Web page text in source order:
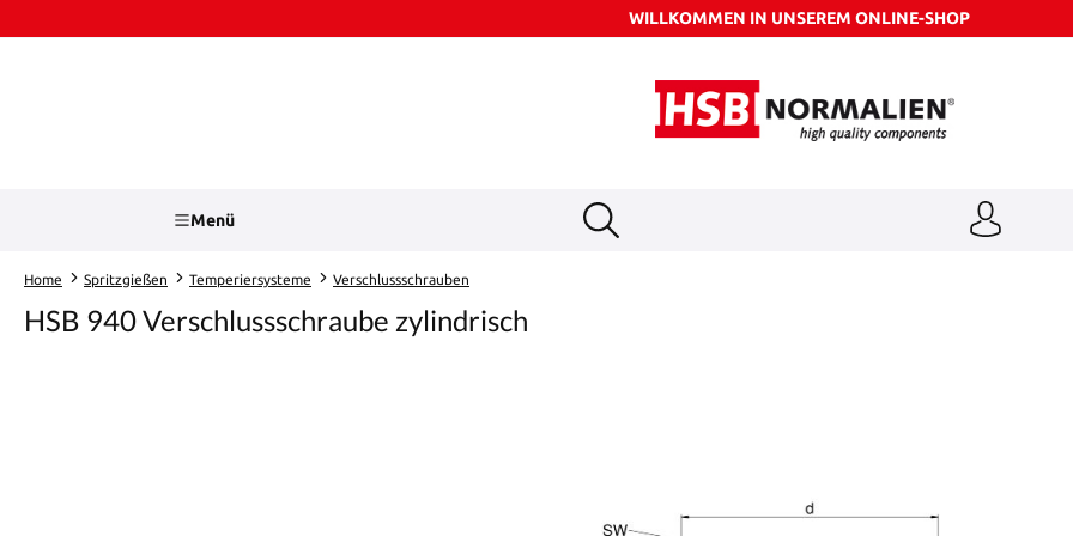
WILLKOMMEN IN UNSEREM ONLINE-SHOP
Menü
Home Spritzgießen Temperiersysteme Verschlussschrauben
HSB 940 Verschlussschraube zylindrisch